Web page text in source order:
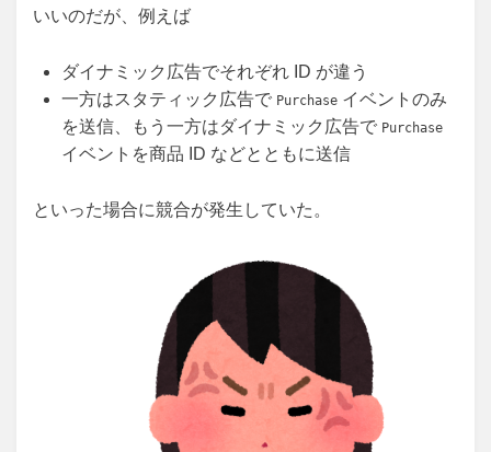
いいのだが、例えば
ダイナミック広告でそれぞれ ID が違う
一方はスタティック広告で Purchase イベントのみ
を送信、もう一方はダイナミック広告で Purchase
イベントを商品 ID などとともに送信
といった場合に競合が発生していた。